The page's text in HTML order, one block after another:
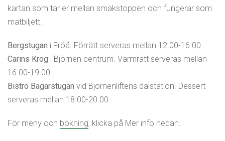
kartan som tar er mellan smakstoppen och fungerar som
matbiljett.
Bergstugan i Fröå. Förrätt serveras mellan 12.00-16.00
Carins Krog i Björnen centrum. Varmrätt serveras mellan
16.00-19.00
Bistro Bagarstugan vid Björnenliftens dalstation. Dessert
serveras mellan 18.00-20.00
För meny och bokning, klicka på Mer info nedan.